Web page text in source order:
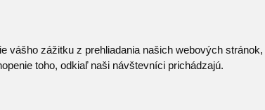
vášho zážitku z prehliadania našich webových
toho, odkiaľ naši návštevníci prichádzajú.
Kontakt